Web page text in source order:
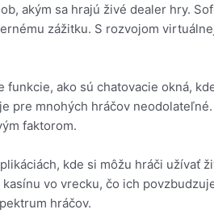
akým sa hrajú živé dealer hry.
zážitku. S rozvojom
ako sú chatovacie okná,
pre mnohých hráčov
faktorom.
kde si môžu hráči
vo vrecku, čo ich
hráčov.